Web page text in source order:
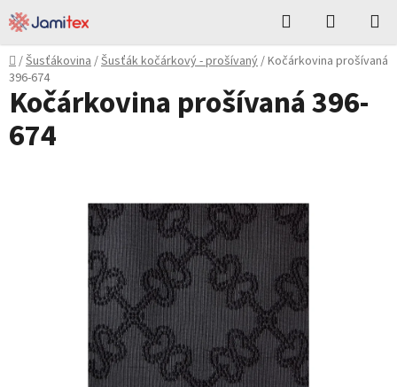
Přejít
na
obsah
Hledat
KOŠÍK
Domů
/Šusťákovina/Šusťák kočárkový - prošívaný/Kočárkovina prošívaná
396-674
Kočárkovina prošívaná 396-
674